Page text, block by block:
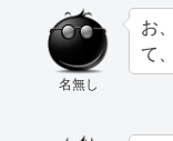
名無し
お
て